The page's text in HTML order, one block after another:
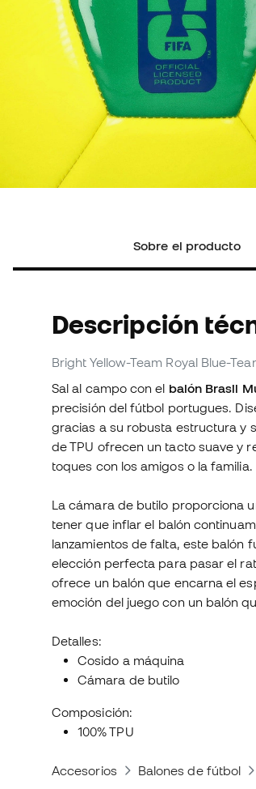
Sobre el producto
Descripción
Bright Yellow-Team Royal Blue-
Sal al campo con el balón Brasil
precisión del fútbol portugues.
gracias a su robusta estructura y
de TPU ofrecen un tacto suave y
toques con los amigos o la familia.
La cámara de butilo proporciona
tener que inflar el balón
lanzamientos de falta, este balón
elección perfecta para pasar el
ofrece un balón que encarna el
emoción del juego con un balón
Detalles:
Cosido a máquina
Cámara de butilo
Composición:
100% TPU
Accesorios Balones de fútbol